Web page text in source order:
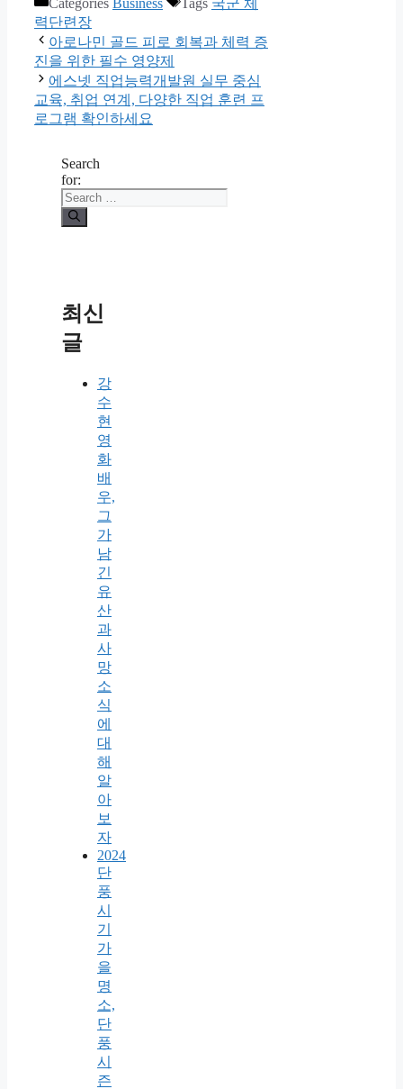
력단련장
아로나민 골드 피로 회복과 체력 증
진을 위한 필수 영양제
에스넷 직업능력개발원 실무 중심
교육, 취업 연계, 다양한 직업 훈련 프
로그램 확인하세요
Search
for:
최신
글
강
수
현
영
화
배
우,
그
가
남
긴
유
산
과
사
망
소
식
에
대
해
알
아
보
자
2024
단
풍
시
기
가
을
명
소,
단
풍
시
즌